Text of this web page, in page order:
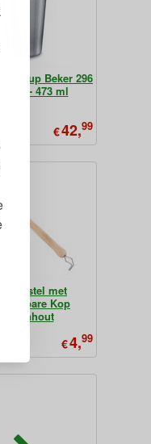
Cup Beker 296
ml - 473 ml
€42,99
met
Kop
Beukenhout
€4,99